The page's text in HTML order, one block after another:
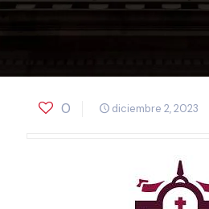
0 diciembre 2, 2023